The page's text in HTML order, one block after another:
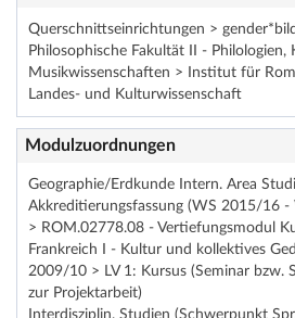
Querschnittseinrichtungen >
Philosophische Fakultät II -
Musikwissenschaften > Institut für
Landes- und Kulturwissenschaft
Modulzuordnungen
Geographie/Erdkunde Intern. Area
Akkreditierungsfassung (WS 2015/16
> ROM.02778.08 - Vertiefungsmodul
Frankreich I - Kultur und kollektives
2009/10 > LV 1: Kursus (Seminar bzw.
zur Projektarbeit)
Interdisziplin. Studien (Schwerpunkt